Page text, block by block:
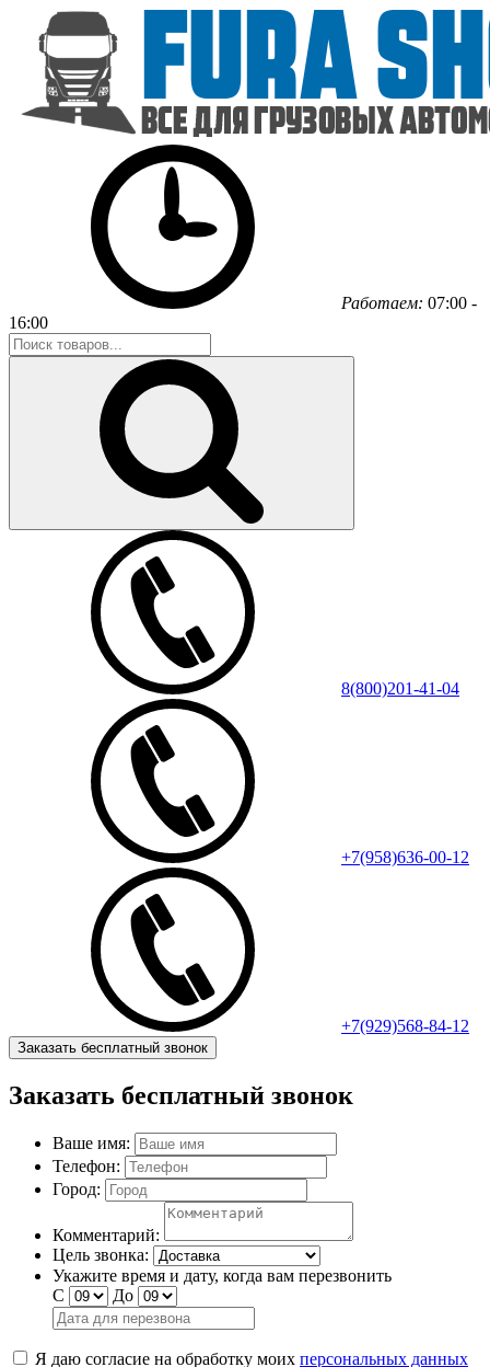
Работаем: 07:00 -
16:00
8(800)201-41-04
+7(958)636-00-12
+7(929)568-84-12
Заказать бесплатный звонок
Заказать бесплатный звонок
Ваше имя:
Телефон:
Город:
Комментарий:
Цель звонка:
Укажите время и дату, когда вам перезвонить
С
До
Я даю согласие на обработку моих персональных данных